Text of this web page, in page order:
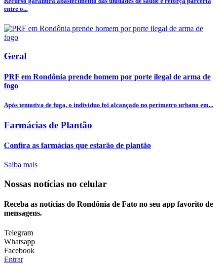
entre o...
Geral
PRF em Rondônia prende homem por porte ilegal de arma de
fogo
Após tentativa de fuga, o indivíduo foi alcançado no perímetro urbano em...
Farmácias de Plantão
Confira as farmácias que estarão de plantão
Saiba mais
Nossas notícias no celular
Receba as notícias do Rondônia de Fato no seu app favorito de
mensagens.
Telegram
Whatsapp
Facebook
Entrar